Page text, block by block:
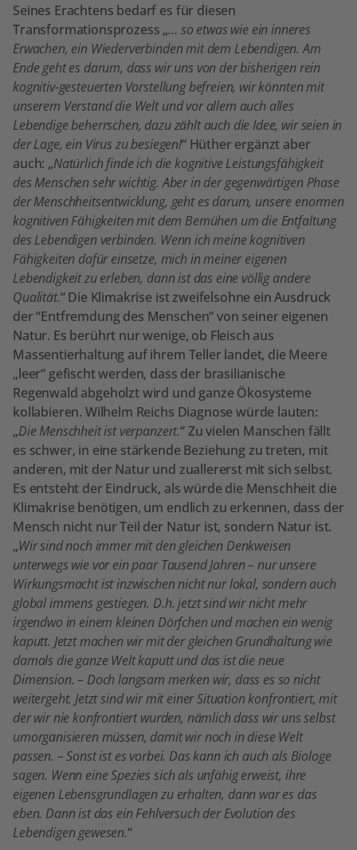
Seines Erachtens bedarf es für diesen
Transformationsprozess „… so etwas wie ein inneres
Erwachen, ein Wiederverbinden mit dem Lebendigen. Am
Ende geht es darum, dass wir uns von der bisherigen rein
kognitiv-gesteuerten Vorstellung befreien, wir könnten mit
unserem Verstand die Welt und vor allem auch alles
Lebendige beherrschen, dazu zählt auch die Idee, wir seien in
der Lage, ein Virus zu besiegen!“ Hüther ergänzt aber
auch: „Natürlich finde ich die kognitive Leistungsfähigkeit
des Menschen sehr wichtig. Aber in der gegenwärtigen Phase
der Menschheitsentwicklung, geht es darum, unsere enormen
kognitiven Fähigkeiten mit dem Bemühen um die Entfaltung
des Lebendigen verbinden. Wenn ich meine kognitiven
Fähigkeiten dafür einsetze, mich in meiner eigenen
Lebendigkeit zu erleben, dann ist das eine völlig andere
Qualität.“ Die Klimakrise ist zweifelsohne ein Ausdruck
der “Entfremdung des Menschen“ von seiner eigenen
Natur. Es berührt nur wenige, ob Fleisch aus
Massentierhaltung auf ihrem Teller landet, die Meere
„leer“ gefischt werden, dass der brasilianische
Regenwald abgeholzt wird und ganze Ökosysteme
kollabieren. Wilhelm Reichs Diagnose würde lauten:
„Die Menschheit ist verpanzert.“ Zu vielen Manschen fällt
es schwer, in eine stärkende Beziehung zu treten, mit
anderen, mit der Natur und zuallererst mit sich selbst.
Es entsteht der Eindruck, als würde die Menschheit die
Klimakrise benötigen, um endlich zu erkennen, dass der
Mensch nicht nur Teil der Natur ist, sondern Natur ist.
„Wir sind noch immer mit den gleichen Denkweisen
unterwegs wie vor ein paar Tausend Jahren – nur unsere
Wirkungsmacht ist inzwischen nicht nur lokal, sondern auch
global immens gestiegen. D.h. jetzt sind wir nicht mehr
irgendwo in einem kleinen Dörfchen und machen ein wenig
kaputt. Jetzt machen wir mit der gleichen Grundhaltung wie
damals die ganze Welt kaputt und das ist die neue
Dimension. – Doch langsam merken wir, dass es so nicht
weitergeht. Jetzt sind wir mit einer Situation konfrontiert, mit
der wir nie konfrontiert wurden, nämlich dass wir uns selbst
umorganisieren müssen, damit wir noch in diese Welt
passen. – Sonst ist es vorbei. Das kann ich auch als Biologe
sagen. Wenn eine Spezies sich als unfähig erweist, ihre
eigenen Lebensgrundlagen zu erhalten, dann war es das
eben. Dann ist das ein Fehlversuch der Evolution des
Lebendigen gewesen.“